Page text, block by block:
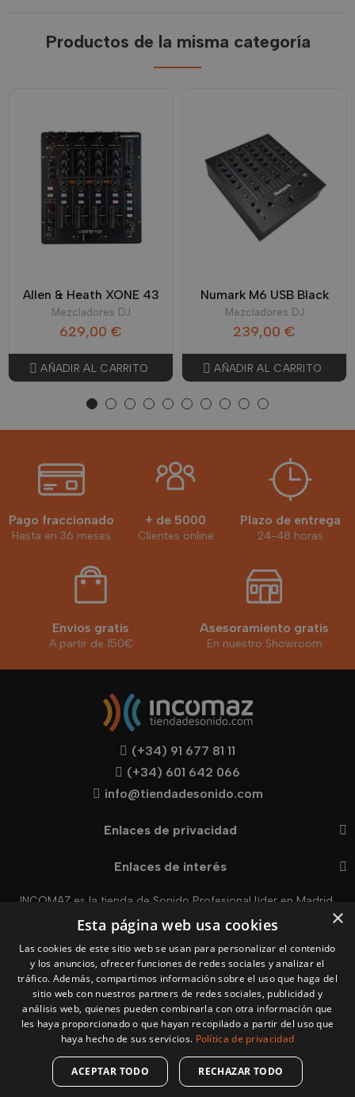
Productos de la misma categoría
Allen & Heath XONE 43
Mezcladores DJ
629,00 €
AÑADIR AL CARRITO
Numark M6 USB Black
Mezcladores DJ
239,00 €
AÑADIR AL CARRITO
Pago fraccionado
Hasta en 36 meses
+ de 5000
Clientes online
Plazo de entrega
24-48 horas
Envios gratis
A partir de 150€
Asesoramiento gratis
En nuestro Showroom
(+34) 91 677 81 11
(+34) 601 642 066
info@tiendadesonido.com
Enlaces de privacidad
Enlaces de interés
INCOMAZ es la tienda de Sonido Profesional líder en Madrid.
Visitra nuestro Showroom en Madrid en:
Av. de la Constitución,
90, Local 38, 28850 Torrejón de Ardoz, Madrid
Atención al Cliente de Lunes a Viernes
De 09:00a14:00y de16:00a 19:00
Sábado:Cerrado
Domingo: Cerrado
© Copyright 2025 Incomaz | Avda. Constitución, 90 | 28850
Torrejón de Ardoz (Madrid)
×
Esta página web usa cookies
Las cookies de este sitio web se usan para personalizar el contenido
y los anuncios, ofrecer funciones de redes sociales y analizar el
tráfico. Además, compartimos información sobre el uso que haga del
sitio web con nuestros partners de redes sociales, publicidad y
análisis web, quienes pueden combinarla con otra información que
les haya proporcionado o que hayan recopilado a partir del uso que
haya hecho de sus servicios. Política de privacidad
ACEPTAR TODO RECHAZAR TODO